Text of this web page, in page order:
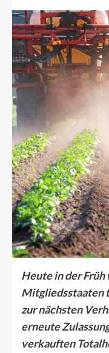
Heute in der Früh
Mitgliedsstaaten
zur nächsten
erneute
verkauften